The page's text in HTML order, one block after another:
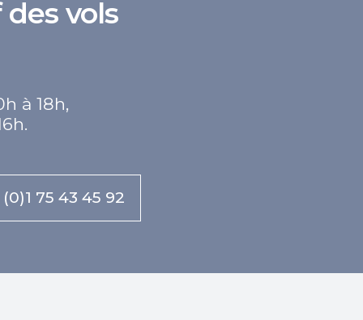
vols
à 18h,
(0)1 75 43 45 92